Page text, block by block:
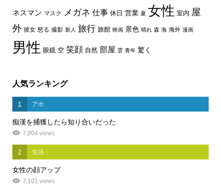
ネスマン マスク メガネ 仕事 休日 営業 夏 女性 室内 屋
外 彼女 怒る 撮影 新人 旅行 旅館 映画 景色 晴れ 森 海 海外 漫画
男性 眼鏡 空 笑顔 自然 部屋 雲 青年 驚く
人気ランキング
1 アホ
痴漢を捕獲したら知り合いだった
7,804 views
2 生活
女性の顔アップ
7,101 views